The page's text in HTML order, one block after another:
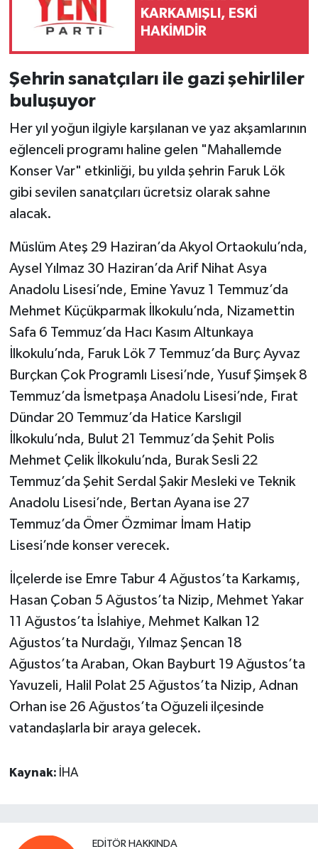
KARKAMIŞLI, ESKİ
HAKİMDİR
Şehrin sanatçıları ile gazi şehirliler
buluşuyor
Her yıl yoğun ilgiyle karşılanan ve yaz akşamlarının
eğlenceli programı haline gelen "Mahallemde
Konser Var" etkinliği, bu yılda şehrin Faruk Lök
gibi sevilen sanatçıları ücretsiz olarak sahne
alacak.
Müslüm Ateş 29 Haziran’da Akyol Ortaokulu’nda,
Aysel Yılmaz 30 Haziran’da Arif Nihat Asya
Anadolu Lisesi’nde, Emine Yavuz 1 Temmuz’da
Mehmet Küçükparmak İlkokulu’nda, Nizamettin
Safa 6 Temmuz’da Hacı Kasım Altunkaya
İlkokulu’nda, Faruk Lök 7 Temmuz’da Burç Ayvaz
Burçkan Çok Programlı Lisesi’nde, Yusuf Şimşek 8
Temmuz’da İsmetpaşa Anadolu Lisesi’nde, Fırat
Dündar 20 Temmuz’da Hatice Karslıgil
İlkokulu’nda, Bulut 21 Temmuz’da Şehit Polis
Mehmet Çelik İlkokulu’nda, Burak Sesli 22
Temmuz’da Şehit Serdal Şakir Mesleki ve Teknik
Anadolu Lisesi’nde, Bertan Ayana ise 27
Temmuz’da Ömer Özmimar İmam Hatip
Lisesi’nde konser verecek.
İlçelerde ise Emre Tabur 4 Ağustos’ta Karkamış,
Hasan Çoban 5 Ağustos’ta Nizip, Mehmet Yakar
11 Ağustos’ta İslahiye, Mehmet Kalkan 12
Ağustos’ta Nurdağı, Yılmaz Şencan 18
Ağustos’ta Araban, Okan Bayburt 19 Ağustos’ta
Yavuzeli, Halil Polat 25 Ağustos’ta Nizip, Adnan
Orhan ise 26 Ağustos’ta Oğuzeli ilçesinde
vatandaşlarla bir araya gelecek.
Kaynak: İHA
EDITÖR HAKKINDA